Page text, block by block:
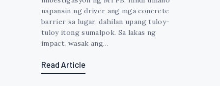
napansin ng driver ang mga concrete
barrier sa lugar, dahilan upang tuloy-
tuloy itong sumalpok. Sa lakas ng
impact, wasak ang…
Read Article